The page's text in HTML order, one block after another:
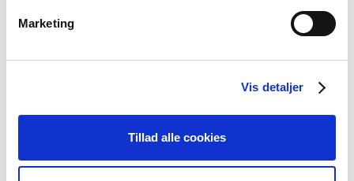
Marketing
Vis detaljer
Tillad alle cookies
Seneste nyheder
Præsteforeningen
06 august, 2026